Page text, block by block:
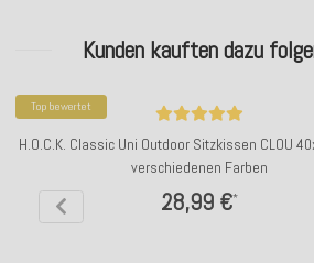
Kunden kauften dazu
Top bewertet
H.O.C.K. Classic Uni Outdoor Sitzkissen CLOU
verschiedenen Farben
28,99 €*